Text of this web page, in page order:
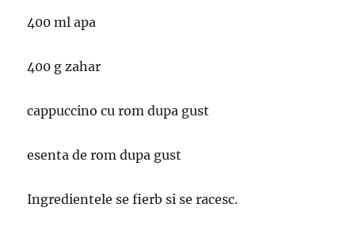
400 ml apa
400 g zahar
cappuccino cu rom dupa gust
esenta de rom dupa gust
Ingredientele se fierb si se racesc.